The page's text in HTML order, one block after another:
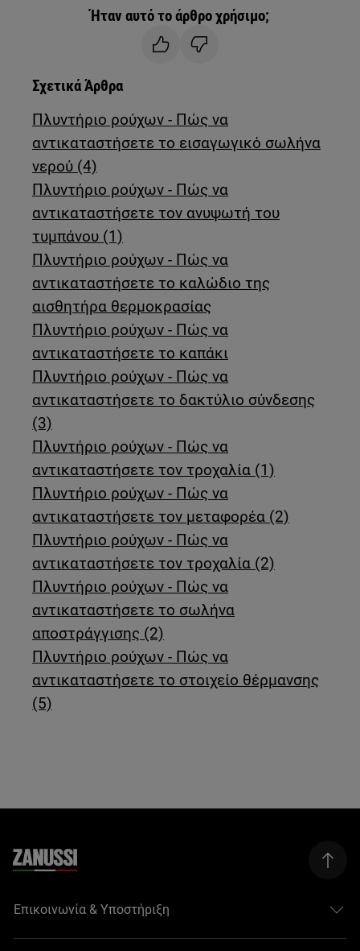
Ήταν αυτό το άρθρο χρήσιμο;
Σχετικά Άρθρα
Πλυντήριο ρούχων - Πώς να
αντικαταστήσετε το εισαγωγικό σωλήνα
νερού (4)
Πλυντήριο ρούχων - Πώς να
αντικαταστήσετε τον ανυψωτή του
τυμπάνου (1)
Πλυντήριο ρούχων - Πώς να
αντικαταστήσετε το καλώδιο της
αισθητήρα θερμοκρασίας
Πλυντήριο ρούχων - Πώς να
αντικαταστήσετε το καπάκι
Πλυντήριο ρούχων - Πώς να
αντικαταστήσετε το δακτύλιο σύνδεσης
(3)
Πλυντήριο ρούχων - Πώς να
αντικαταστήσετε τον τροχαλία (1)
Πλυντήριο ρούχων - Πώς να
αντικαταστήσετε τον μεταφορέα (2)
Πλυντήριο ρούχων - Πώς να
αντικαταστήσετε τον τροχαλία (2)
Πλυντήριο ρούχων - Πώς να
αντικαταστήσετε το σωλήνα
αποστράγγισης (2)
Πλυντήριο ρούχων - Πώς να
αντικαταστήσετε το στοιχείο θέρμανσης
(5)
Επικοινωνία & Υποστήριξη